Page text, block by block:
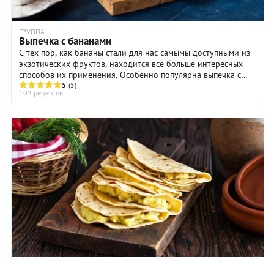
ГРУППА
Выпечка с бананами
С тех пор, как бананы стали для нас самымы доступными из
экзотических фруктов, находится все больше интересных
способов их применения. Особенно популярна выпечка с
бананами. Это не ...
5 (5)
102 рецептов